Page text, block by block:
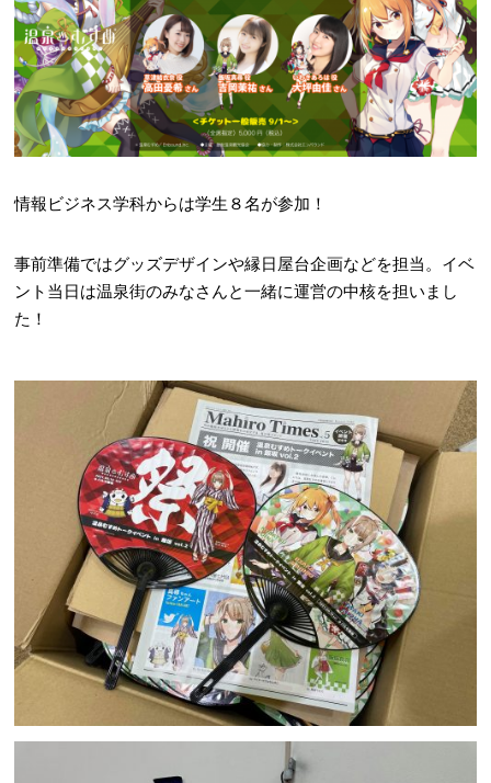
情報ビジネス学科からは学生８名が参加！
事前準備ではグッズデザインや縁日屋台企画などを担当。イベ
ント当日は温泉街のみなさんと一緒に運営の中核を担いまし
た！